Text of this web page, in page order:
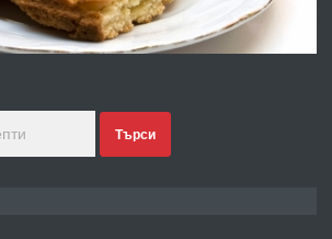
№4120 Магазин/Офис под наем в кв.
Търси